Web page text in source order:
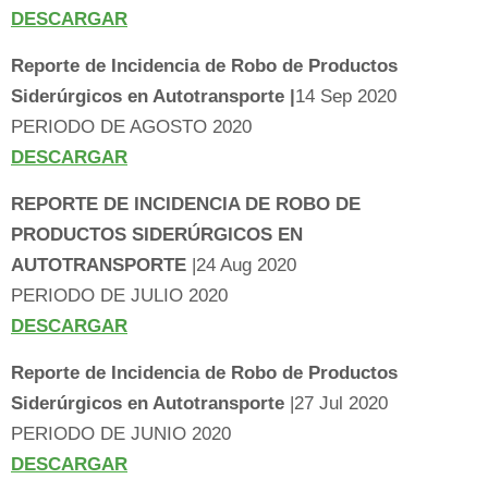
DESCARGAR
Reporte de Incidencia de Robo de Productos
Siderúrgicos en Autotransporte |14 Sep 2020
PERIODO DE AGOSTO 2020
DESCARGAR
REPORTE DE INCIDENCIA DE ROBO DE
PRODUCTOS SIDERÚRGICOS EN
AUTOTRANSPORTE |24 Aug 2020
PERIODO DE JULIO 2020
DESCARGAR
Reporte de Incidencia de Robo de Productos
Siderúrgicos en Autotransporte |27 Jul 2020
PERIODO DE JUNIO 2020
DESCARGAR